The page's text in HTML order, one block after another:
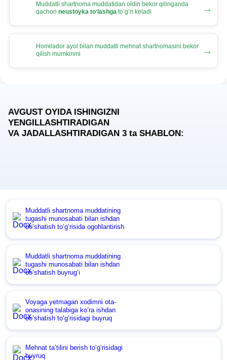
Muddatli shartnoma muddatidan oldin bekor qilinganda
qachon neustoyka toʻlashga toʻgʻri keladi →
Homilador ayol bilan muddatli mehnat shartnomasini bekor
qilish mumkinmi
→
AVGUST OYIDA ISHINGIZNI
YENGILLASHTIRADIGAN
VA JADALLASHTIRADIGAN 3 taSHABLON:
Muddatli shartnoma muddatining
tugashi munosabati bilan ishdan
boʻshatish toʻgʻrisida ogohlantirish
Muddatli shartnoma muddatining
tugashi munosabati bilan ishdan
boʻshatish buyrugʻi
Voyaga yetmagan хodimni ota-
onasining talabiga koʻra ishdan
boʻshatish toʻgʻrisidagi buyruq
Mehnat ta’tilini berish toʻgʻrisidagi
buyruq